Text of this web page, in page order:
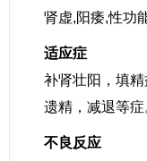
肾虚,阳痿,性功
适应症
补肾壮阳，填精
遗精，减退等症
不良反应